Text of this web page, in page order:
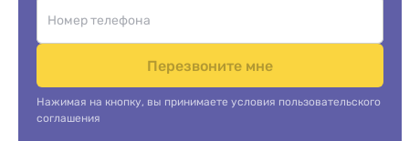
Перезвоните мне
Нажимая на кнопку, вы принимаете условия пользовательского
соглашения